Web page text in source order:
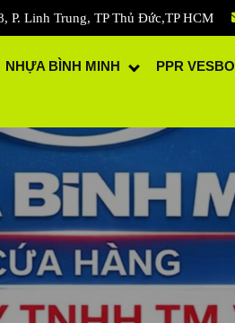
P. Linh Trung, TP Thủ Đức,TP HCM
NHỰA BÌNH MINH PPR VESBO